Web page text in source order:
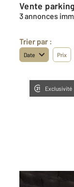
Vente
3 annonces
Trier par :
Date Prix
Exclusivité